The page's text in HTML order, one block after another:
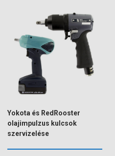
Yokota és RedRooster
olajimpulzus kulcsok
szervizelése